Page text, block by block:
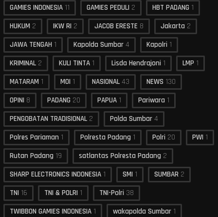
GAMIES INDONESIA 11 GAMIES PEDULI 2 HBT PADANG 1
HUKUM 2 IKW RI 2 JACOB ERESTE 8 Jakarta 2
JAWA TENGAH 1 Kapolda Sumbar 4 Kapolri 1
KRIMINAL 2 KULI TINTA 1 Lisda Hendrajoni 1 LMP 1
MATARAM 1 MOI 1 NASIONAL 43 NEWS 130
OPINI 8 PADANG 20 PAPUA 1 Pariwara 1
PENGOBATAN TRADISIONAL 2 Polda Sumbar 4
Polres Pariaman 1 Polresta Padang 1 Polri 20 PWI 1
Rutan Padang 19 satlantas Polresta Padang 2
SHARP ELECTRONICS INDONESIA 1 SMI 1 SUMBAR 2
TNI 16 TNI & POLRI 1 TNI-Polri 38
TWIBBON GAMIES INDONESIA 1 wakapolda Sumbar 1